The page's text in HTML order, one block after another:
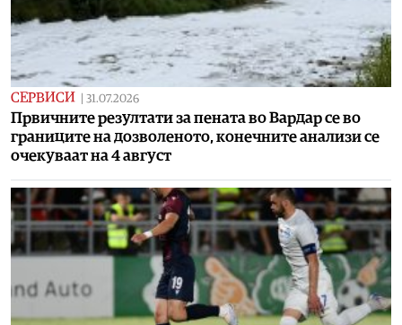
СЕРВИСИ 31.07.2026
Првичните резултати за пената во Вардар се во
границите на дозволеното, конечните анализи се
очекуваат на 4 август